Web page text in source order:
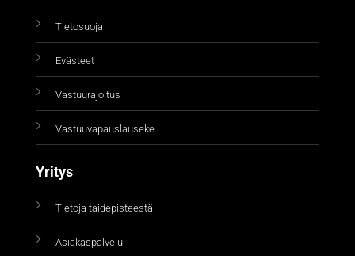
Tietosuoja
Evästeet
Vastuurajoitus
Vastuuvapauslauseke
Yritys
Tietoja taidepisteestä
Asiakaspalvelu